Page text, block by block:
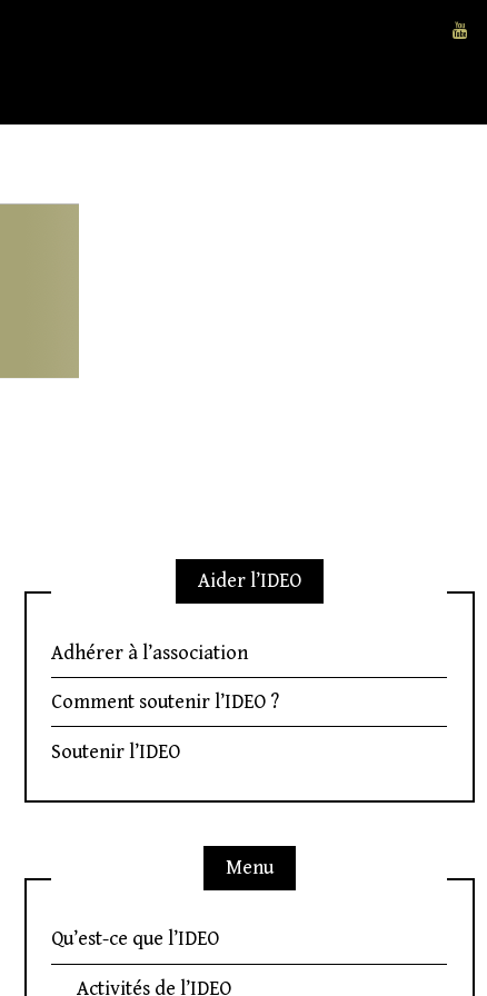
Aider l’IDEO
Adhérer à l’association
Comment soutenir l’IDEO ?
Soutenir l’IDEO
Menu
Qu’est-ce que l’IDEO
Activités de l’IDEO